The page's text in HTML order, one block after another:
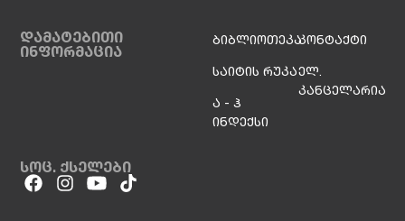
დამატებითი
ინფორმაცია
ბიბლიოთეკა
საიტის რუკა
ა - ჰ
ინდექსი
კონტაქტი
ელ.
კანცელარია
სოც. ქსელები